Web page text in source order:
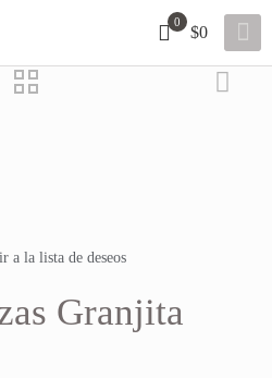
0
$0
a la lista de deseos
Granjita